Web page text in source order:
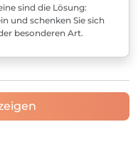
sind die Lösung:
und schenken Sie sich
besonderen Art.